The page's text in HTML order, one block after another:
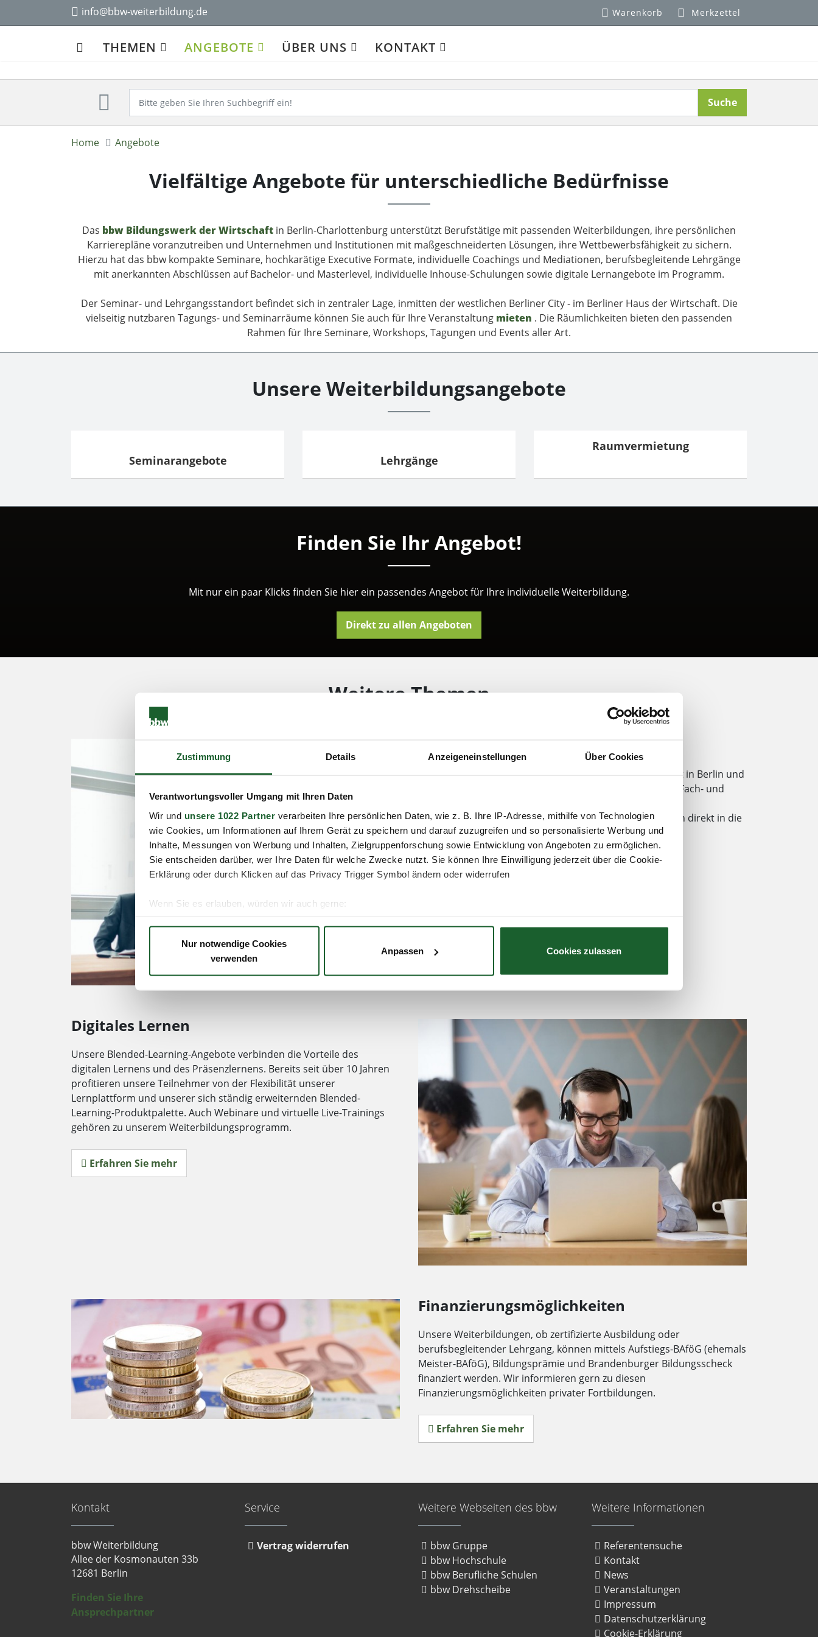
Zustimmung Details Anzeigeneinstellungen Über Cookies
Verantwortungsvoller Umgang mit Ihren Daten
Wir und unsere 1022 Partner verarbeiten Ihre persönlichen Daten, wie z. B. Ihre IP-Adresse, mithilfe von Technologien
wie Cookies, um Informationen auf Ihrem Gerät zu speichern und darauf zuzugreifen und so personalisierte Werbung und
Inhalte, Messungen von Werbung und Inhalten, Zielgruppenforschung sowie Entwicklung von Angeboten zu ermöglichen.
Sie entscheiden darüber, wer Ihre Daten für welche Zwecke nutzt. Sie können Ihre Einwilligung jederzeit über die Cookie-
Erklärung oder durch Klicken auf das Privacy Trigger Symbol ändern oder widerrufen
Wenn Sie es erlauben, würden wir auch gerne:
Erfahren Sie mehr darüber, wie Ihre persönlichen Daten verarbeitet werden, und legen Sie Ihre Präferenzen imAbschnitt
Website an unsere Partner für soziale Medien, Werbung und Analysen weiter. Unsere Partner führen diese Informationen
möglicherweise mit weiteren Daten zusammen, die Sie ihnen bereitgestellt haben oder die sie im Rahmen Ihrer Nutzung
der Dienste gesammelt haben. Sie geben Einwilligung zu unseren Cookies, wenn Sie unsere Webseite weiterhin nutzen.
Datenschutzerklärung
Impressum
Nur notwendige Cookies
verwenden
Anpassen Cookies zulassen
info@bbw-weiterbildung.de Warenkorb Merkzettel
THEMEN ANGEBOTE ÜBER UNS KONTAKT
Suche
Home Angebote
Vielfältige Angebote für unterschiedliche Bedürfnisse
Das bbw Bildungswerk der Wirtschaft in Berlin-Charlottenburg unterstützt Berufstätige mit passenden Weiterbildungen, ihre persönlichen
Karrierepläne voranzutreiben und Unternehmen und Institutionen mit maßgeschneiderten Lösungen, ihre Wettbewerbsfähigkeit zu sichern.
Hierzu hat das bbw kompakte Seminare, hochkarätige Executive Formate, individuelle Coachings und Mediationen, berufsbegleitende Lehrgänge
mit anerkannten Abschlüssen auf Bachelor- und Masterlevel, individuelle Inhouse-Schulungen sowie digitale Lernangebote im Programm.
Der Seminar- und Lehrgangsstandort befindet sich in zentraler Lage, inmitten der westlichen Berliner City - im Berliner Haus der Wirtschaft. Die
vielseitig nutzbaren Tagungs- und Seminarräume können Sie auch für Ihre Veranstaltung mieten . Die Räumlichkeiten bieten den passenden
Rahmen für Ihre Seminare, Workshops, Tagungen und Events aller Art.
Unsere Weiterbildungsangebote
Seminarangebote Lehrgänge
Raumvermietung
Finden Sie Ihr Angebot!
Mit nur ein paar Klicks finden Sie hier ein passendes Angebot für Ihre individuelle Weiterbildung.
Direkt zu allen Angeboten
Weitere Themen
Wir unterstützen die Wettbewerbsfähigkeit der Wirtschaft in Berlin und
Brandenburg durch eine individuelle Qualifizierung ihrer Fach- und
Dabei bringen wir maßgeschneiderte Inhouse-Schulungen direkt in die
Unternehmen.
Erfahren Sie mehr
Digitales Lernen
Unsere Blended-Learning-Angebote verbinden die Vorteile des
digitalen Lernens und des Präsenzlernens. Bereits seit über 10 Jahren
profitieren unsere Teilnehmer von der Flexibilität unserer
Lernplattform und unserer sich ständig erweiternden Blended-
Learning-Produktpalette. Auch Webinare und virtuelle Live-Trainings
gehören zu unserem Weiterbildungsprogramm.
Erfahren Sie mehr
Finanzierungsmöglichkeiten
Unsere Weiterbildungen, ob zertifizierte Ausbildung oder
berufsbegleitender Lehrgang, können mittels Aufstiegs-BAföG (ehemals
Meister-BAföG), Bildungsprämie und Brandenburger Bildungsscheck
finanziert werden. Wir informieren gern zu diesen
Finanzierungsmöglichkeiten privater Fortbildungen.
Erfahren Sie mehr
Kontakt
bbw Weiterbildung
Allee der Kosmonauten 33b
12681 Berlin
Finden Sie Ihre
Ansprechpartner
Service
Vertrag widerrufen
Weitere Webseiten des bbw
bbw Gruppe
bbw Hochschule
bbw Berufliche Schulen
bbw Drehscheibe
Weitere Informationen
Referentensuche
Kontakt
News
Veranstaltungen
Impressum
Datenschutzerklärung
Cookie-Erklärung